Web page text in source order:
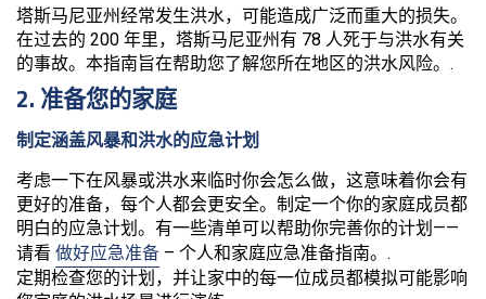
塔斯马尼亚州经常发生洪水，可能造成广泛而重大的损失。
在过去的 200 年里，塔斯马尼亚州有 78 人死于与洪水有关
的事故。本指南旨在帮助您了解您所在地区的洪水风险。.
2. 准备您的家庭
制定涵盖风暴和洪水的应急计划
考虑一下在风暴或洪水来临时你会怎么做，这意味着你会有
更好的准备，每个人都会更安全。制定一个你的家庭成员都
明白的应急计划。有一些清单可以帮助你完善你的计划——
请看 做好应急准备 – 个人和家庭应急准备指南。.
定期检查您的计划，并让家中的每一位成员都模拟可能影响